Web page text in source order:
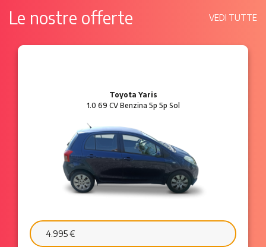
Le nostre offerte VEDI TUTTE
Ford Ka
1.2 8V 69 CV Benzina 3p Plus
6.595 €